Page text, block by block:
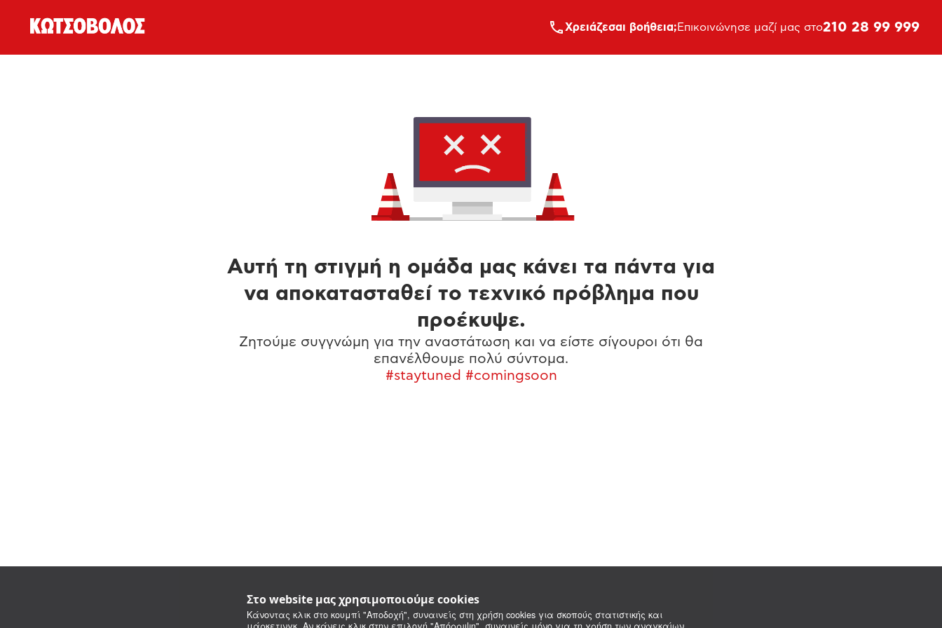
Στο website μας χρησιμοποιούμε cookies
Κάνοντας κλικ στο κουμπί "Αποδοχή", συναινείς στη χρήση cookies για σκοπούς στατιστικής και
Xρειάζεσαι βοήθεια; Επικοινώνησε μαζί μας στο210 28 99 999
Αυτή τη στιγμή η ομάδα μας κάνει τα πάντα για
να αποκατασταθεί το τεχνικό πρόβλημα που
προέκυψε.
Ζητούμε συγγνώμη για την αναστάτωση και να είστε σίγουροι ότι θα
επανέλθουμε πολύ σύντομα.
#staytuned #comingsoon